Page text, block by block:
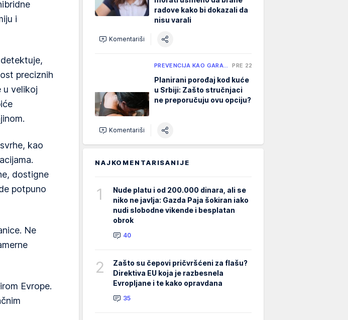
i
preciznih
u velikoj
kao
dostigne
potpuno
Ne
Evrope.
radove kako bi dokazali da
nisu varali
Komentariši
PREVENCIJA KAO GARA… PRE 22 H
Planirani porođaj kod kuće
u Srbiji: Zašto stručnjaci
ne preporučuju ovu opciju?
Komentariši
NAJKOMENTARISANIJE
1
Nude platu i od 200.000 dinara, ali se
niko ne javlja: Gazda Paja šokiran iako
nudi slobodne vikende i besplatan
obrok
40
2
Zašto su čepovi pričvršćeni za flašu?
Direktiva EU koja je razbesnela
Evropljane i te kako opravdana
35